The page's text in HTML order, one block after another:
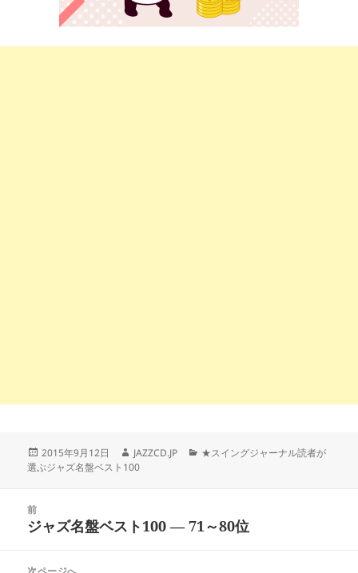
投
稿
2015年9月12日
作
成
JAZZCD.JP
カ
★スイングジャーナル読者が
選ぶジャズ名盤ベスト100
前
前
投
ジャズ名盤ベスト100 ― 71～80位